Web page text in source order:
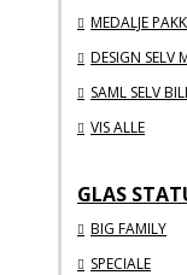
MEDALJE
DESIGN SELV
SAML SELV
VIS ALLE
GLAS
BIG FAMILY
SPECIALE